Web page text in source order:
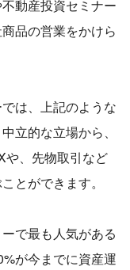
動産投資セミナー
品の営業をかけら
は、上記のような
立的な立場から、
や、先物取引など
とができます。
で最も人気がある
が今までに資産運